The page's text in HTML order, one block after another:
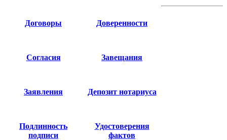
Договоры Доверенности
Согласия Завещания
Заявления Депозит нотариуса
Подлинность
подписи
Удостоверения
фактов